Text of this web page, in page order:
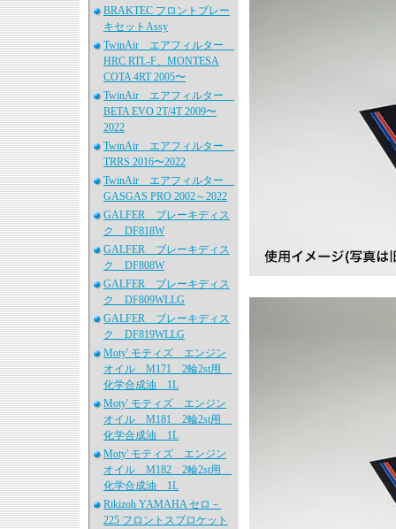
BRAKTEC フロントブレー
キセットAssy
TwinAir エアフィルター
HRC RTL-F、MONTESA
COTA 4RT 2005〜
TwinAir エアフィルター
BETA EVO 2T/4T 2009〜
2022
TwinAir エアフィルター
TRRS 2016〜2022
TwinAir エアフィルター
GASGAS PRO 2002～2022
GALFER ブレーキディス
ク DF818W
GALFER ブレーキディス
ク DF808W
GALFER ブレーキディス
ク DF809WLLG
GALFER ブレーキディス
ク DF819WLLG
Moty' モティズ エンジン
オイル M171 2輪2st用
化学合成油 1L
Moty' モティズ エンジン
オイル M181 2輪2st用
化学合成油 1L
Moty' モティズ エンジン
オイル M182 2輪2st用
化学合成油 1L
Rikizoh YAMAHA セロ－
225 フロントスプロケット